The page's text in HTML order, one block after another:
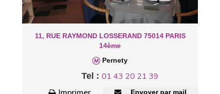
11, RUE RAYMOND LOSSERAND 75014 PARIS
14ème
Pernety
Tel : 01 43 20 21 39
Envoyer par mail